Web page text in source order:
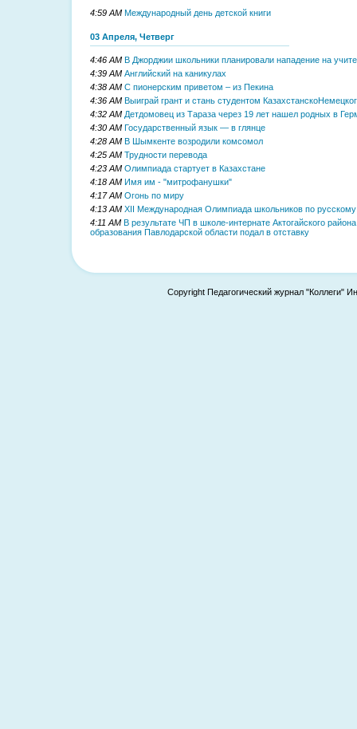
4:59 AM Международный день детской книги
03 Апреля, Четверг
4:46 AM В Джорджии школьники планировали нападение на
4:39 AM Английский на каникулах
4:38 AM С пионерским приветом – из Пекина
4:36 AM Выиграй грант и стань студентом
4:32 AM Детдомовец из Тараза через 19 лет нашел родных в
4:30 AM Государственный язык — в глянце
4:28 AM В Шымкенте возродили комсомол
4:25 AM Трудности перевода
4:23 AM Олимпиада стартует в Казахстане
4:18 AM Имя им - "митрофанушки"
4:17 AM Огонь по миру
4:13 AM XII Международная Олимпиада школьников по русскому
4:11 AM В результате ЧП в школе-интернате Актогайского
образования Павлодарской области подал в отставку
Copyright Педагогический журнал "Коллеги"